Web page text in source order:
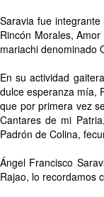
Saravia fue
Rincón Morales,
mariachi denominado
En su actividad
dulce esperanza mía,
que por primera vez
Cantares de mi
Padrón de Colina,
Ángel Francisco
Rajao, lo recordamos